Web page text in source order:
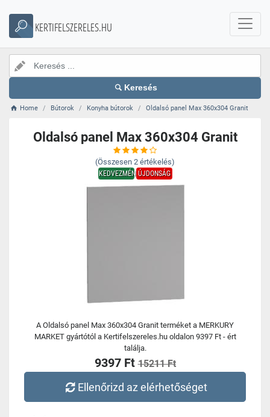
KERTIFELSZERELES.HU
Keresés
Home Bútorok Konyha bútorok Oldalsó panel Max 360x304 Granit
Oldalsó panel Max 360x304 Granit
(Összesen 2 értékelés)
KEDVEZMÉNYÚJDONSÁG
A Oldalsó panel Max 360x304 Granit terméket a MERKURY
MARKET gyártótól a Kertifelszereles.hu oldalon 9397 Ft - ért
találja.
9397 Ft15211 Ft
Ellenőrizd az elérhetőséget